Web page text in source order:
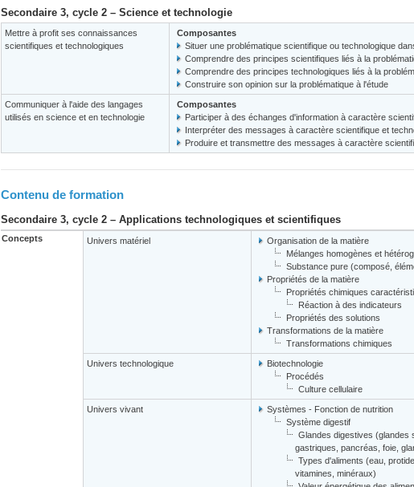
Secondaire 3, cycle 2 – Science et technologie
Mettre à profit ses connaissances
scientifiques et technologiques
Composantes
Situer une problématique scientifique ou technologique
Comprendre des principes scientifiques liés à la
Comprendre des principes technologiques liés à la
Construire son opinion sur la problématique à l'étude
Communiquer à l'aide des langages
utilisés en science et en technologie
Composantes
Participer à des échanges d'information à caractère
Interpréter des messages à caractère scientifique et
Produire et transmettre des messages à caractère
Contenu de formation
Secondaire 3, cycle 2 – Applications technologiques et scientifiques
Concepts Univers matériel
Organisation de la matière
Mélanges homogènes et
Substance pure (composé,
Propriétés de la matière
Propriétés chimiques
Réaction à des indicateurs
Propriétés des solutions
Transformations de la matière
Transformations chimiques
Univers technologique
Biotechnologie
Procédés
Culture cellulaire
Univers vivant
Systèmes - Fonction de nutrition
Système digestif
Glandes digestives (glandes
gastriques, pancréas, foie,
Types d'aliments (eau,
vitamines, minéraux)